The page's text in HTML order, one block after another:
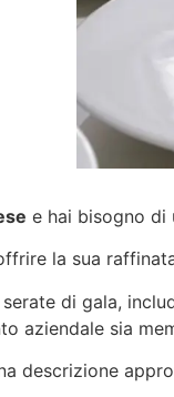
e hai bisogno di
la sua
serate di gala,
aziendale sia
descrizione